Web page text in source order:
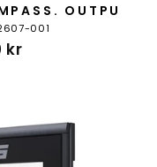
OUTPU
001
kr